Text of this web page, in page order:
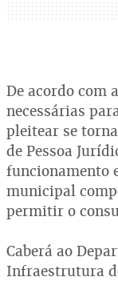
De acordo com
necessárias
pleitear se
de Pessoa
funcionamento
municipal
permitir o
Caberá ao
Infraestrutura